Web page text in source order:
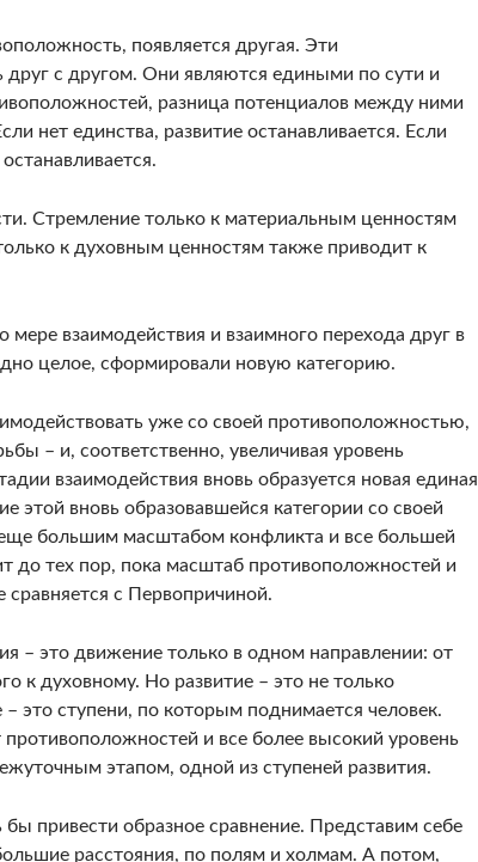
появляется другая. Эти
с другом. Они являются едиными по сути и
разница потенциалов между ними
нет единства, развитие останавливается. Если
Стремление только к материальным ценностям
к духовным ценностям также приводит к
взаимодействия и взаимного перехода друг в
целое, сформировали новую категорию.
уже со своей противоположностью,
– и, соответственно, увеличивая уровень
взаимодействия вновь образуется новая единая
этой вновь образовавшейся категории со своей
большим масштабом конфликта и все большей
до тех пор, пока масштаб противоположностей и
сравняется с Первопричиной.
– это движение только в одном направлении: от
к духовному. Но развитие – это не только
это ступени, по которым поднимается человек.
и все более высокий уровень
этапом, одной из ступеней развития.
привести образное сравнение. Представим себе
расстояния, по полям и холмам. А потом,